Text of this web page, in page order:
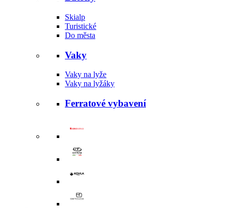
Skialp
Turistické
Do města
Vaky
Vaky na lyže
Vaky na lyžáky
Ferratové vybavení